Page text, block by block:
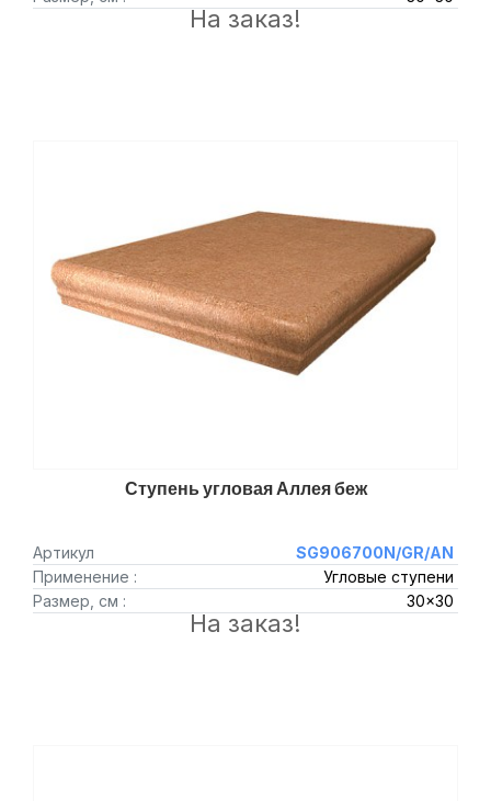
На заказ!
Ступень угловая Аллея беж
Артикул
SG906700N/GR/AN
Применение :
Угловые ступени
Размер, см :
30x30
На заказ!